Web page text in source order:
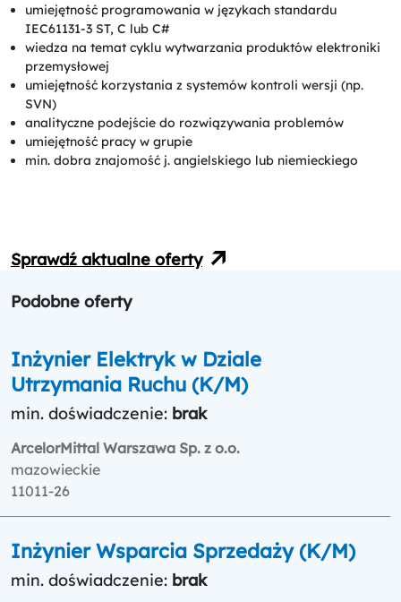
umiejętność programowania w językach standardu
IEC61131-3 ST, C lub C#
wiedza na temat cyklu wytwarzania produktów elektroniki
przemysłowej
umiejętność korzystania z systemów kontroli wersji (np.
SVN)
analityczne podejście do rozwiązywania problemów
umiejętność pracy w grupie
min. dobra znajomość j. angielskiego lub niemieckiego
Sprawdź aktualne oferty
Podobne oferty
Inżynier Elektryk w Dziale
Utrzymania Ruchu (K/M)
min. doświadczenie: brak
ArcelorMittal Warszawa Sp. z o.o.
mazowieckie
11011-26
Inżynier Wsparcia Sprzedaży (K/M)
min. doświadczenie: brak